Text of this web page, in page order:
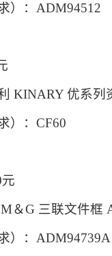
）：ADM94512
KINARY 优系列
）：CF60
＆G 三联文件框
）：ADM94739A